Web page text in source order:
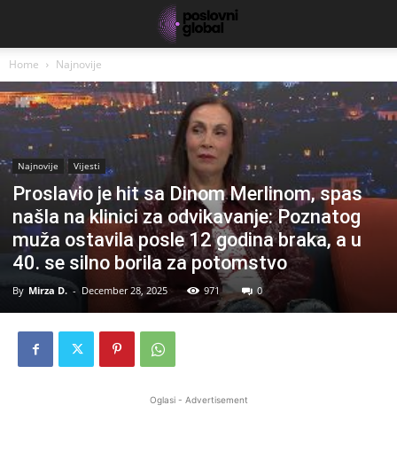
Home Najnovije
Najnovije Vijesti
Proslavio je hit sa Dinom Merlinom, spas
našla na klinici za odvikavanje: Poznatog
muža ostavila posle 12 godina braka, a u
40. se silno borila za potomstvo
By Mirza D. - December 28, 2025 971 0
Oglasi - Advertisement